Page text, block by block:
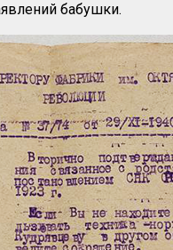
бабушки.